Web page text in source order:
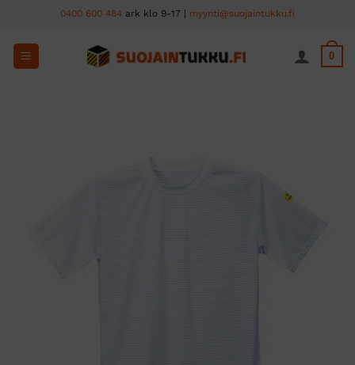
content
0400 600 484 ark klo 9-17 | myynti@suojaintukku.fi
0